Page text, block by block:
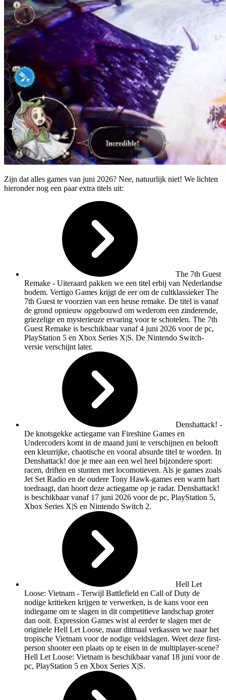
Zijn dat alles games van juni 2026? Nee, natuurlijk niet! We lichten
hieronder nog een paar extra titels uit:
The 7th Guest
Remake - Uiteraard pakken we een titel erbij van Nederlandse
bodem. Vertigo Games krijgt de eer om de cultklassieker The
7th Guest te voorzien van een heuse remake. De titel is vanaf
de grond opnieuw opgebouwd om wederom een zinderende,
griezelige en mysterieuze ervaring voor te schotelen. The 7th
Guest Remake is beschikbaar vanaf 4 juni 2026 voor de pc,
PlayStation 5 en Xbox Series X|S. De Nintendo Switch-
versie verschijnt later.
Denshattack! -
De knotsgekke actiegame van Fireshine Games en
Undercoders komt in de maand juni te verschijnen en belooft
een kleurrijke, chaotische en vooral absurde titel te worden. In
Denshattack! doe je mee aan een wel heel bijzondere sport:
racen, driften en stunten met locomotieven. Als je games zoals
Jet Set Radio en de oudere Tony Hawk-games een warm hart
toedraagt, dan hoort deze actiegame op je radar. Denshattack!
is beschikbaar vanaf 17 juni 2026 voor de pc, PlayStation 5,
Xbox Series X|S en Nintendo Switch 2.
Hell Let
Loose: Vietnam - Terwijl Battlefield en Call of Duty de
nodige kritieken krijgen te verwerken, is de kans voor een
indiegame om te slagen in dit competitieve landschap groter
dan ooit. Expression Games wist al eerder te slagen met de
originele Hell Let Loose, maar ditmaal verkassen we naar het
tropische Vietnam voor de nodige veldslagen. Weet deze first-
person shooter een plaats op te eisen in de multiplayer-scene?
Hell Let Loose: Vietnam is beschikbaar vanaf 18 juni voor de
pc, PlayStation 5 en Xbox Series X|S.